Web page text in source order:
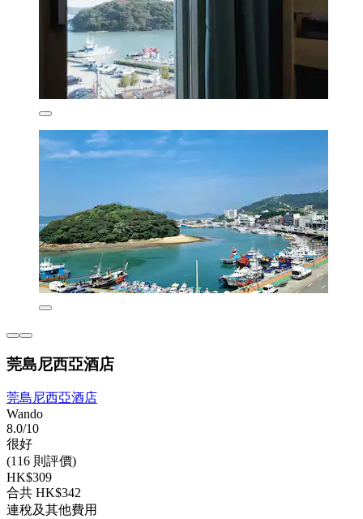
莞島尼西亞酒店
莞島尼西亞酒店
Wando
8.0/10
很好
(116 則評價)
HK$309
合共 HK$342
連稅及其他費用